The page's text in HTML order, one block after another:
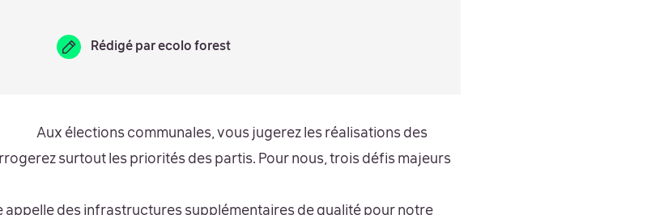
Rédigé parecolo forest
Aux élections communales, vous jugerez les réalisations des
surtout les priorités des partis. Pour nous, trois défis majeurs
appelle des infrastructures supplémentaires de qualité pour notre